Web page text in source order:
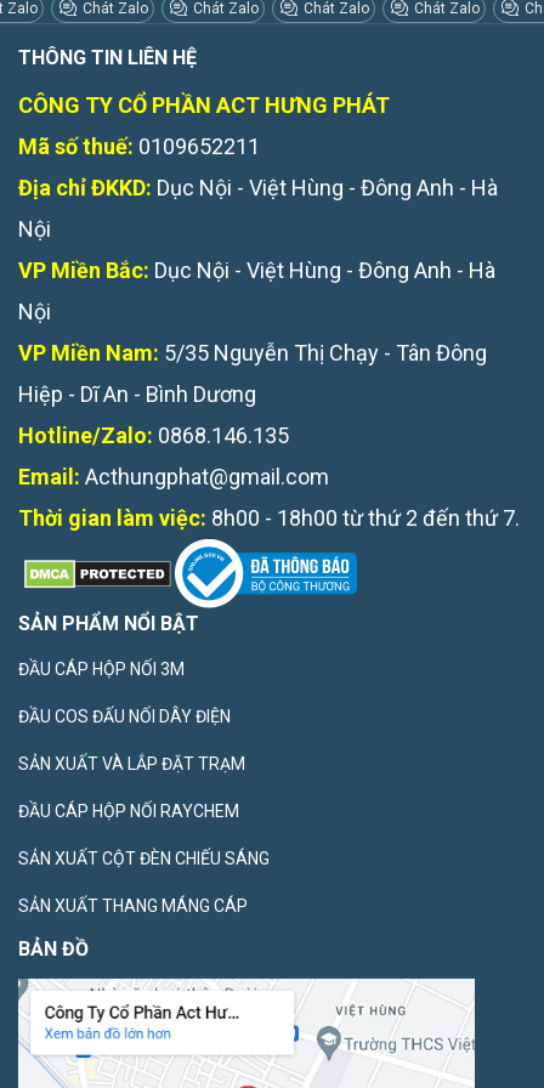
Zalo Chát Zalo Chát Zalo Chát Zalo Chát Zalo
THÔNG TIN LIÊN HỆ
CÔNG TY CỔ PHẦN ACT HƯNG PHÁT
Mã số thuế: 0109652211
Địa chỉ ĐKKD: Dục Nội - Việt Hùng - Đông Anh - Hà
Nội
VP Miền Bắc: Dục Nội - Việt Hùng - Đông Anh - Hà
Nội
VP Miền Nam: 5/35 Nguyễn Thị Chạy - Tân Đông
Hiệp - Dĩ An - Bình Dương
Hotline/Zalo: 0868.146.135
Email: Acthungphat@gmail.com
Thời gian làm việc: 8h00 - 18h00 từ thứ 2 đến thứ 7.
SẢN PHẨM NỔI BẬT
ĐẦU CÁP HỘP NỐI 3M
ĐẦU COS ĐẤU NỐI DÂY ĐIỆN
SẢN XUẤT VÀ LẮP ĐẶT TRẠM
ĐẦU CÁP HỘP NỐI RAYCHEM
SẢN XUẤT CỘT ĐÈN CHIẾU SÁNG
SẢN XUẤT THANG MÁNG CÁP
BẢN ĐỒ